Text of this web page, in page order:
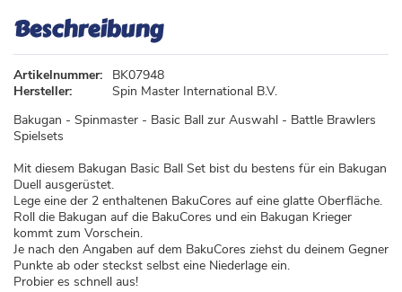
Beschreibung
Artikelnummer:
BK07948
Hersteller:
Spin Master International B.V.
Bakugan - Spinmaster - Basic Ball zur Auswahl - Battle Brawlers
Spielsets
Mit diesem Bakugan Basic Ball Set bist du bestens für ein Bakugan
Duell ausgerüstet.
Lege eine der 2 enthaltenen BakuCores auf eine glatte Oberfläche.
Roll die Bakugan auf die BakuCores und ein Bakugan Krieger
kommt zum Vorschein.
Je nach den Angaben auf dem BakuCores ziehst du deinem Gegner
Punkte ab oder steckst selbst eine Niederlage ein.
Probier es schnell aus!